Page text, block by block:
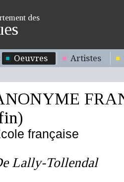
des
Oeuvres Artistes
française
Lally-Tollendal